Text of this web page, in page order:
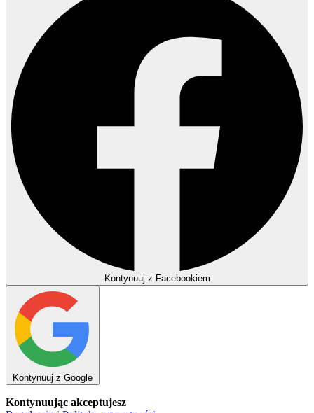
Kontynuuj z Facebookiem
Kontynuuj z Google
Kontynuując akceptujesz